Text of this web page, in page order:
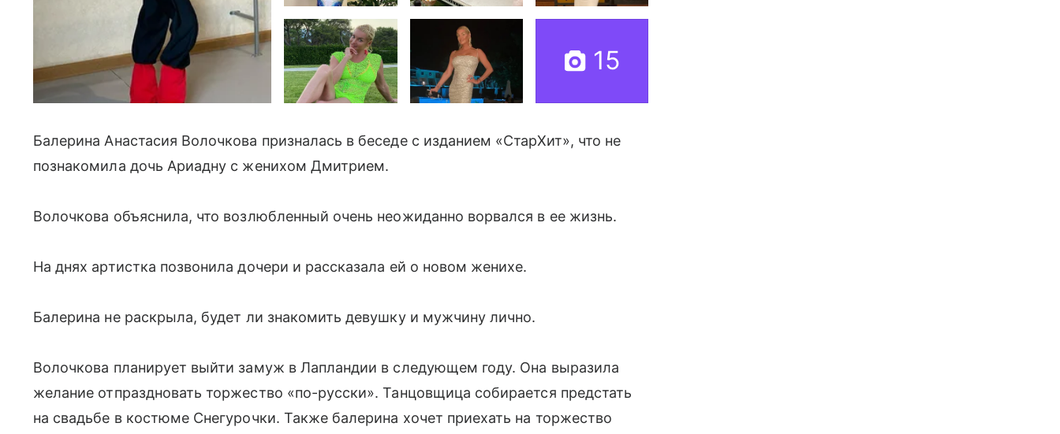
15
Балерина Анастасия Волочкова призналась в беседе с изданием «СтарХит», что не
познакомила дочь Ариадну с женихом Дмитрием.
Волочкова объяснила, что возлюбленный очень неожиданно ворвался в ее жизнь.
На днях артистка позвонила дочери и рассказала ей о новом женихе.
Балерина не раскрыла, будет ли знакомить девушку и мужчину лично.
Волочкова планирует выйти замуж в Лапландии в следующем году. Она выразила
желание отпраздновать торжество «по-русски». Танцовщица собирается предстать
на свадьбе в костюме Снегурочки. Также балерина хочет приехать на торжество